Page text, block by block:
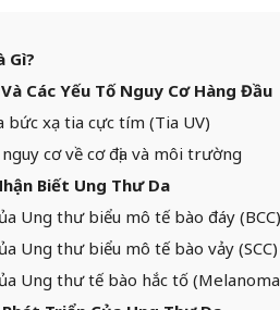
Gì?
Các Yếu Tố Nguy Cơ Hàng Đầu
bức xạ tia cực tím (Tia UV)
nguy cơ về cơ địa và môi trường
Biết Ung Thư Da
Ung thư biểu mô tế bào đáy (BCC)
Ung thư biểu mô tế bào vảy (SCC)
Ung thư tế bào hắc tố